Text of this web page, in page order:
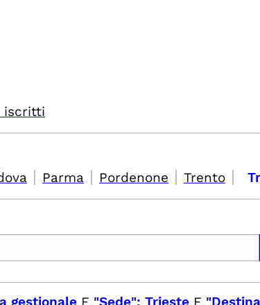
iscritti
| Parma | Pordenone | Trento |